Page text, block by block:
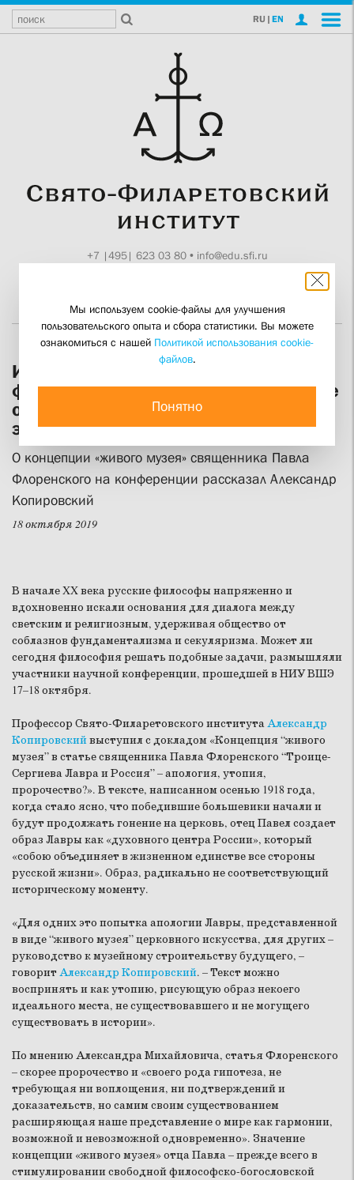
RU | EN
+7 |495| 623 03 80• info@edu.sfi.ru
Идеи русских религиозных
философов в современном контексте
обсуждали в Высшей школе
экономики
О концепции «живого музея» священника Павла
Флоренского на конференции рассказал Александр
Копировский
18 октября 2019
В начале XX века русские философы напряженно и
вдохновенно искали основания для диалога между
светским и религиозным, удерживая общество от
соблазнов фундаментализма и секуляризма. Может ли
сегодня философия решать подобные задачи, размышляли
участники научной конференции, прошедшей в НИУ ВШЭ
17–18 октября.
Профессор Свято-Филаретовского институтаАлександр
Копировскийвыступил с докладом «Концепция “живого
музея” в статье священника Павла Флоренского “Троице-
Сергиева Лавра и Россия” – апология, утопия,
пророчество?». В тексте, написанном осенью 1918 года,
когда стало ясно, что победившие большевики начали и
будут продолжать гонение на церковь, отец Павел создает
образ Лавры как «духовного центра России», который
«собою объединяет в жизненном единстве все стороны
русской жизни». Образ, радикально не соответствующий
историческому моменту.
«Для одних это попытка апологии Лавры, представленной
в виде “живого музея” церковного искусства, для других –
руководство к музейному строительству будущего, –
говоритАлександр Копировский. – Текст можно
воспринять и как утопию, рисующую образ некоего
идеального места, не существовавшего и не могущего
существовать в истории».
По мнению Александра Михайловича, статья Флоренского
– скорее пророчество и «своего рода гипотеза, не
требующая ни воплощения, ни подтверждений и
доказательств, но самим своим существованием
расширяющая наше представление о мире как гармонии,
возможной и невозможной одновременно». Значение
концепции «живого музея» отца Павла – прежде всего в
стимулировании свободной философско-богословской
Мы используем cookie-файлы для улучшения
пользовательского опыта и сбора статистики. Вы можете
ознакомиться с нашей Политикой использования cookie-
файлов.
Понятно